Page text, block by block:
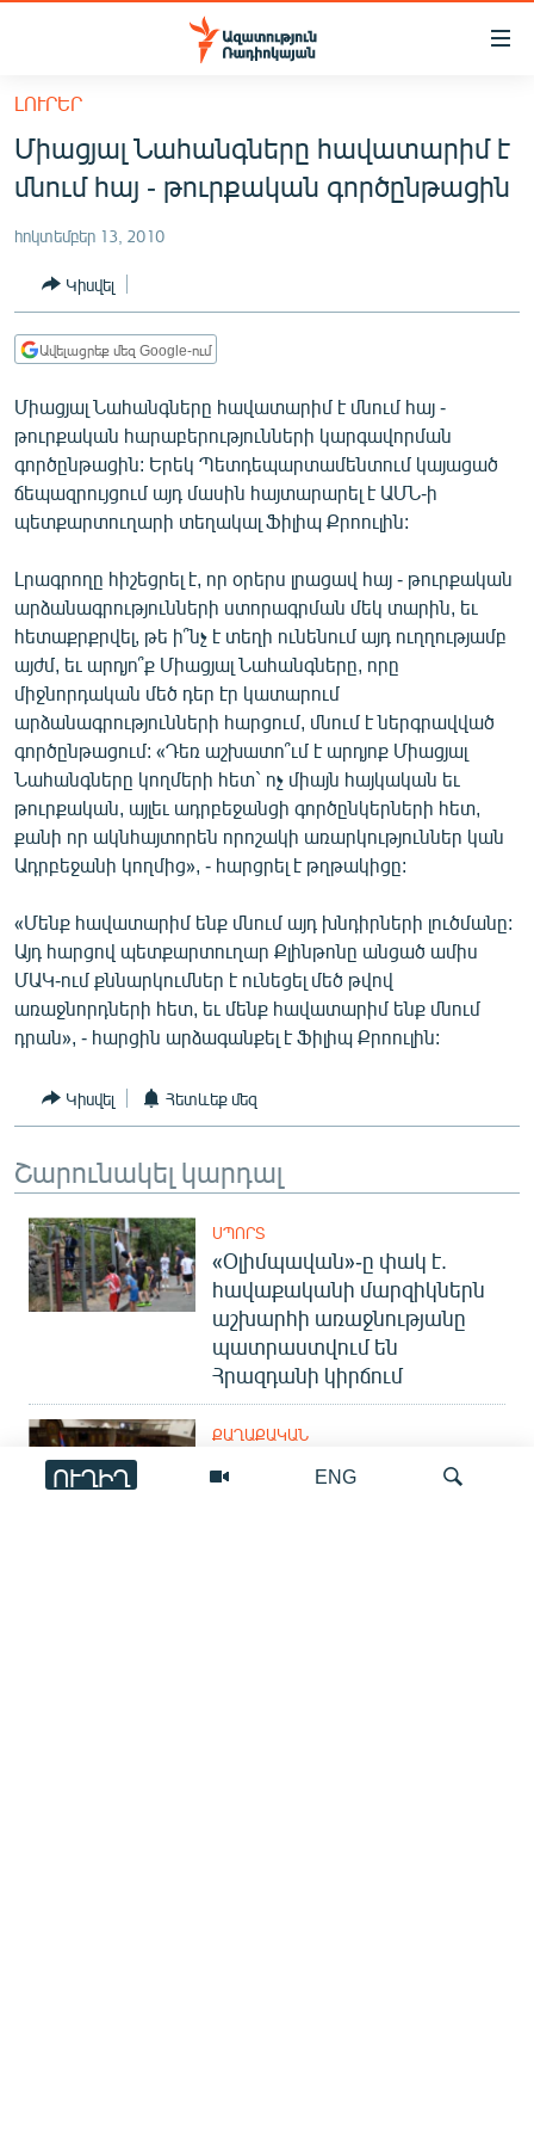
Մատչելիության
հիմնական
բովանդակությանը
Անցնել
հիմնական
մենյուին
ՀԱՅԱՍՏԱՆ
ՔԱՂԱՔԱԿԱՆ
ԸՆՏՐՈՒԹՅՈՒՆՆԵՐ 2026
ԻՐԱՎՈՒՆՔ
ՀԱՍԱՐԱԿՈՒԹՅՈՒՆ
ՂԱՐԱԲԱՂ
ՊԱՏԵՐԱԶՄԻ 6 ՇԱԲԱԹՆԵՐԸ
ՏԱՐԱԾԱՇՐՋԱՆ
ՄՇԱԿՈՒՅԹ
ՍՊՈՐՏ
ՄԵԿՆԱԲԱՆՈՒԹՅՈՒՆ
ՏՏ ԵՒ ԻՆՏԵՐՆԵՏ
ԿՈՐՈՆԱՎԻՐՈՒՍ
ԱՐԽԻՎ
ՏԵՍԱՆՅՈՒԹԵՐ
ՁԳՏԵԼՈՎ ԼԱՎԱԳՈՒՅՆԻՆ
ՓՈԴՔԱՍԹ
Հայերեն
English
Русский
ՀԵՏԵՎԵՔ ՄԵԶ
«Ազատության» բոլոր կայքերը
ENG
ՈՒՂԻՂ
ԼՈՒՐԵՐ
Միացյալ Նահանգները հավատարիմ է
մնում հայ - թուրքական գործընթացին
հոկտեմբեր 13, 2010
Կիսվել
Ավելացրեք մեզ Google-ում
Միացյալ Նահանգները հավատարիմ է մնում հայ -
թուրքական հարաբերությունների կարգավորման
գործընթացին: Երեկ Պետդեպարտամենտում կայացած
ճեպազրույցում այդ մասին հայտարարել է ԱՄՆ-ի
պետքարտուղարի տեղակալ Ֆիլիպ Քրոուլին:
Լրագրողը հիշեցրել է, որ օրերս լրացավ հայ - թուրքական
արձանագրությունների ստորագրման մեկ տարին, եւ
հետաքրքրվել, թե ի՞նչ է տեղի ունենում այդ ուղղությամբ
այժմ, եւ արդյո՞ք Միացյալ Նահանգները, որը
միջնորդական մեծ դեր էր կատարում
արձանագրությունների հարցում, մնում է ներգրավված
գործընթացում: «Դեռ աշխատո՞ւմ է արդյոք Միացյալ
Նահանգները կողմերի հետ` ոչ միայն հայկական եւ
թուրքական, այլեւ ադրբեջանցի գործընկերների հետ,
քանի որ ակնհայտորեն որոշակի առարկություններ կան
Ադրբեջանի կողմից», - հարցրել է թղթակիցը:
«Մենք հավատարիմ ենք մնում այդ խնդիրների լուծմանը:
Այդ հարցով պետքարտուղար Քլինթոնը անցած ամիս
ՄԱԿ-ում քննարկումներ է ունեցել մեծ թվով
առաջնորդների հետ, եւ մենք հավատարիմ ենք մնում
դրան», - հարցին արձագանքել է Ֆիլիպ Քրոուլին:
Կիսվել Հետևեք մեզ
Շարունակել կարդալ
ՍՊՈՐՏ
«Օլիմպավան»-ը փակ է.
հավաքականի մարզիկներն
աշխարհի առաջնությանը
պատրաստվում են
Հրազդանի կիրճում
ՔԱՂԱՔԱԿԱՆ
ընդդիմադիր թեկնածուի